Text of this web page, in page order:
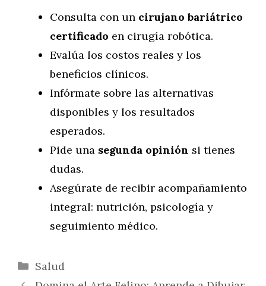
Consulta con un cirujano bariátrico
certificado en cirugía robótica.
Evalúa los costos reales y los
beneficios clínicos.
Infórmate sobre las alternativas
disponibles y los resultados
esperados.
Pide una segunda opinión si tienes
dudas.
Asegúrate de recibir acompañamiento
integral: nutrición, psicología y
seguimiento médico.
Categorías
Salud